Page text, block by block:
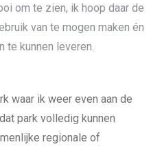
om te zien, ik hoop daar de
van te mogen maken én
te kunnen leveren.
waar ik weer even aan de
park volledig kunnen
regionale of